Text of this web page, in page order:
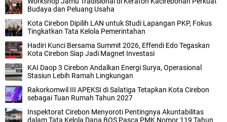
Budaya dan Peluang Usaha
Kota Cirebon Dipilih LAN untuk Studi Lapangan PKP, Fokus
Tingkatkan Tata Kelola Pemerintahan
Hadiri Kunci Bersama Summit 2026, Effendi Edo Tegaskan
Kota Cirebon Siap Jadi Magnet Investasi
KAI Daop 3 Cirebon Andalkan Energi Surya, Operasional
Stasiun Lebih Ramah Lingkungan
Rakorkomwil III APEKSI di Salatiga Tetapkan Kota Cirebon
sebagai Tuan Rumah Tahun 2027
Inspektorat Cirebon Menyoroti Pentingnya Akuntabilitas
dalam Tata Kelola Dana BOS Pasca PMK Nomor 119 Tahun